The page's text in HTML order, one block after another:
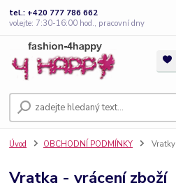
tel.: +420 777 786 662
volejte: 7:30-16:00 hod., pracovní dny
Úvod OBCHODNÍ PODMÍNKY Vratky
Vratka - vrácení zboží